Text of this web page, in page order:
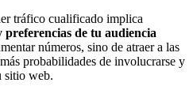
tráfico cualificado implica
preferencias de tu audiencia
números, sino de atraer a las
probabilidades de involucrarse y
sitio web.